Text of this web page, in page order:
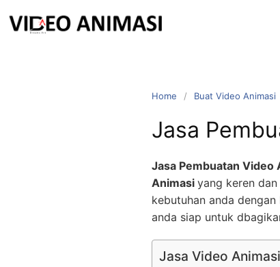
Home Buat Video Animasi
Jasa
Jasa Pembuatan Video
Animasi yang keren
kebutuhan anda
anda siap untuk
Jasa Video Animasi